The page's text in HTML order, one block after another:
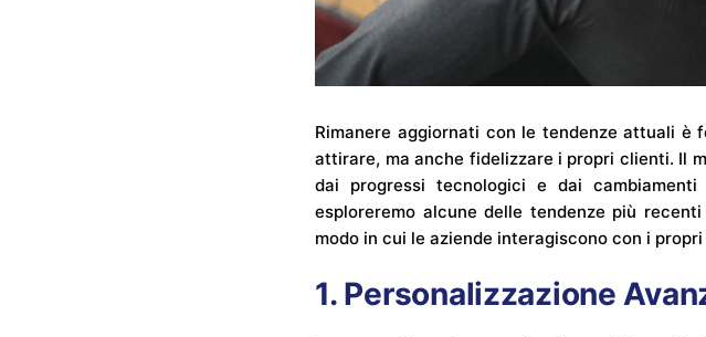
Rimanere aggiornati con le tendenze attuali è
attirare, ma anche fidelizzare i propri clienti. Il
dai progressi tecnologici e dai
esploreremo alcune delle tendenze più
modo in cui le aziende interagiscono con i
1. Personalizzazione